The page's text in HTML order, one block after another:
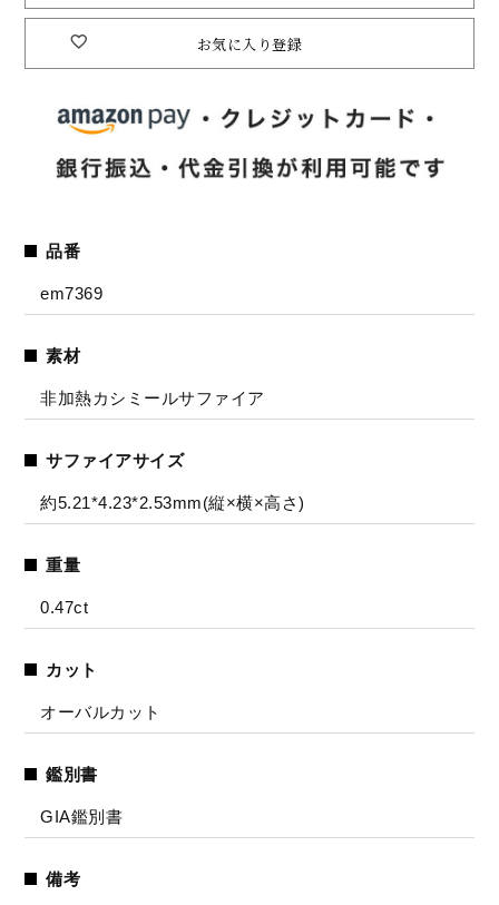
お気に入り登録
品番
em7369
素材
非加熱カシミールサファイア
サファイアサイズ
約5.21*4.23*2.53mm(縦×横×高さ)
重量
0.47ct
カット
オーバルカット
鑑別書
GIA鑑別書
備考